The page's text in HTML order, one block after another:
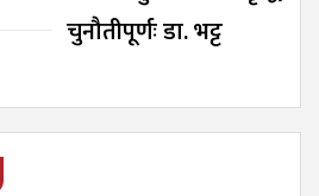
चुनौतीपूर्णः डा. भट्ट